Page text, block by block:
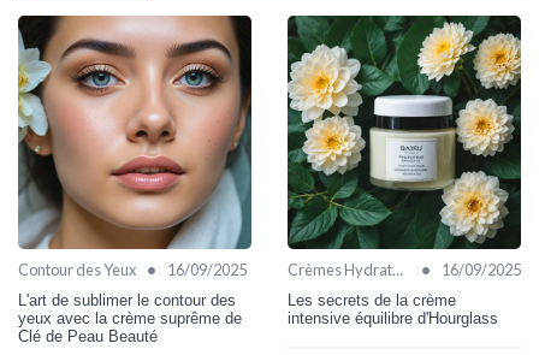
Contour des Yeux • 16/09/2025
L'art de sublimer le contour des
yeux avec la crème suprême de
Clé de Peau Beauté
Crèmes Hydratantes • 16/09/2025
Les secrets de la crème
intensive équilibre d'Hourglass